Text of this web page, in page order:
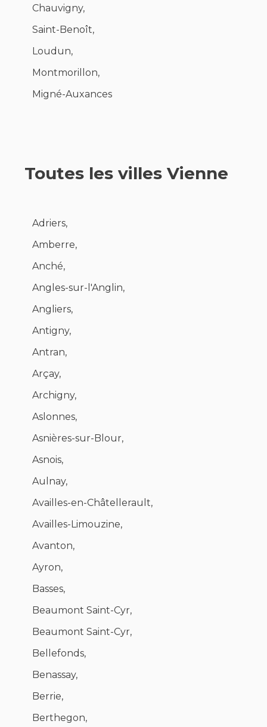
Chauvigny,
Saint-Benoît,
Loudun,
Montmorillon,
Migné-Auxances
Toutes les villes Vienne
Adriers,
Amberre,
Anché,
Angles-sur-l'Anglin,
Angliers,
Antigny,
Antran,
Arçay,
Archigny,
Aslonnes,
Asnières-sur-Blour,
Asnois,
Aulnay,
Availles-en-Châtellerault,
Availles-Limouzine,
Avanton,
Ayron,
Basses,
Beaumont Saint-Cyr,
Beaumont Saint-Cyr,
Bellefonds,
Benassay,
Berrie,
Berthegon,